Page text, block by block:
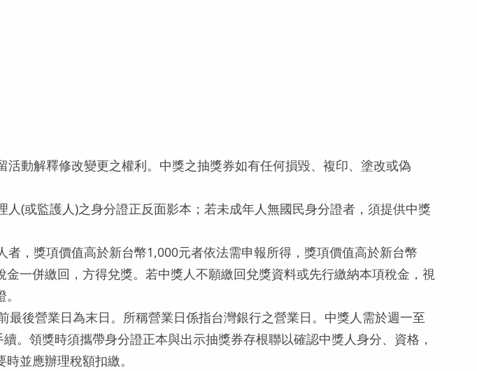
動解釋修改變更之權利。中獎之抽獎券如有任何損毀、複印、塗改或偽
(或監護人)之身分證正反面影本；若未成年人無國民身分證者，須提供中獎
，獎項價值高於新台幣1,000元者依法需申報所得，獎項價值高於新台幣
一併繳回，方得兌獎。若中獎人不願繳回兌獎資料或先行繳納本項稅金，視
後營業日為末日。所稱營業日係指台灣銀行之營業日。中獎人需於週一至
。領獎時須攜帶身分證正本與出示抽獎券存根聯以確認中獎人身分、資格，
並應辦理稅額扣繳。